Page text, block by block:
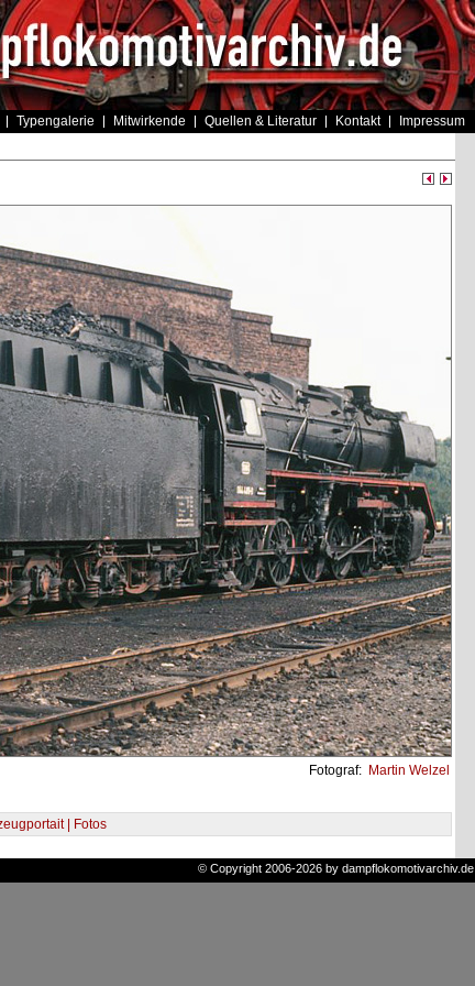
Typengalerie Mitwirkende Quellen & Literatur Kontakt Impressum
Fotograf: Martin Welzel
| Fotos
© Copyright 2006-2026 by dampflokomotivarchiv.de